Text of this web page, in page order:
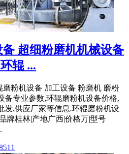
超细粉磨机机械设备
辊 ...
粉机设备 加工设备 粉磨机 磨粉
备专业参数,环辊磨粉机设备价格,
发,供应厂家等信息.环辊磨粉机设
牌桂林|产地广西|价格万|型号